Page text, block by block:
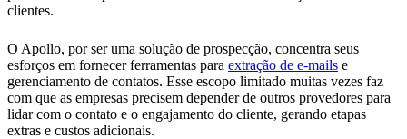
clientes.
O Apollo, por ser uma solução de prospecção, concentra seus
esforços em fornecer ferramentas para extração de e-mails e
gerenciamento de contatos. Esse escopo limitado muitas vezes faz
com que as empresas precisem depender de outros provedores para
lidar com o contato e o engajamento do cliente, gerando etapas
extras e custos adicionais.